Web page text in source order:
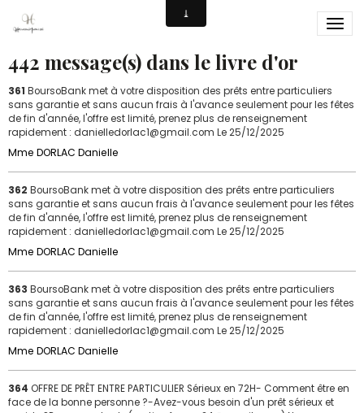
Livre d'or
442 message(s) dans le livre d'or
361 BoursoBank met à votre disposition des prêts entre particuliers
sans garantie et sans aucun frais à l'avance seulement pour les fêtes
de fin d'année, l'offre est limité, prenez plus de renseignement
rapidement : danielledorlac1@gmail.com Le 25/12/2025
Mme DORLAC Danielle
362 BoursoBank met à votre disposition des prêts entre particuliers
sans garantie et sans aucun frais à l'avance seulement pour les fêtes
de fin d'année, l'offre est limité, prenez plus de renseignement
rapidement : danielledorlac1@gmail.com Le 25/12/2025
Mme DORLAC Danielle
363 BoursoBank met à votre disposition des prêts entre particuliers
sans garantie et sans aucun frais à l'avance seulement pour les fêtes
de fin d'année, l'offre est limité, prenez plus de renseignement
rapidement : danielledorlac1@gmail.com Le 25/12/2025
Mme DORLAC Danielle
364 OFFRE DE PRÊT ENTRE PARTICULIER Sérieux en 72H- Comment être en
face de la bonne personne ?-Avez-vous besoin d'un prêt sérieux et